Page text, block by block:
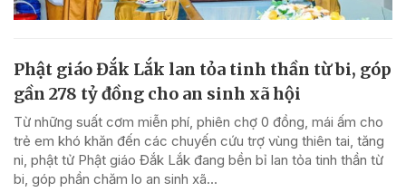
Phật giáo Đắk Lắk lan tỏa tinh thần từ bi, góp
gần 278 tỷ đồng cho an sinh xã hội
Từ những suất cơm miễn phí, phiên chợ 0 đồng, mái ấm cho
trẻ em khó khăn đến các chuyến cứu trợ vùng thiên tai, tăng
ni, phật tử Phật giáo Đắk Lắk đang bền bỉ lan tỏa tinh thần từ
bi, góp phần chăm lo an sinh xã...